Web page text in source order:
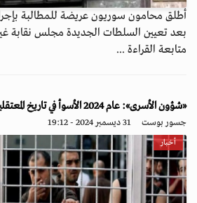
أطلق محامون سوريون عريضة للمطالبة
بعد تعيين السلطات الجديدة مجلس نقابة
متابعة القراءة ...
«شؤون الأسرى»: عام 2024 الأسوأ في تاريخ المعتقلين الفلسطينيين
جسور بوست 31 ديسمبر 2024 - 19:12
أخبار